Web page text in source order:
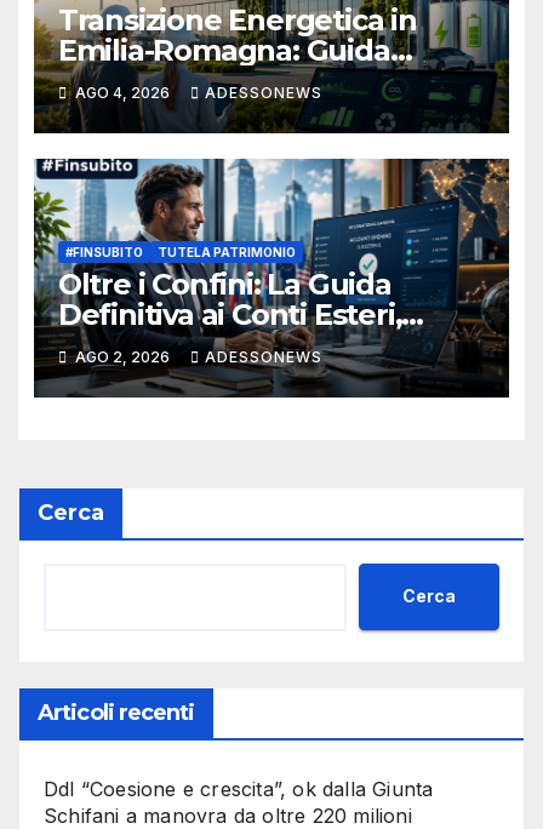
Transizione Energetica in
Emilia-Romagna: Guida
Completa per Ottenere il
Fondo Perduto sulle
Rinnovabili con #Finsubito –
#Adessonews – #Finsubito –
Adessonews
AGO 4, 2026 ADESSONEWS
#FINSUBITO TUTELA PATRIMONIO
Oltre i Confini: La Guida
Definitiva ai Conti Esteri,
Tutela del Patrimonio e
l’Esperienza di #Finsubito –
#Adessonews – #Finsubito –
AGO 2, 2026 ADESSONEWS
Cerca
Cerca
Articoli recenti
Ddl “Coesione e crescita”, ok dalla Giunta
Schifani a manovra da oltre 220 milioni